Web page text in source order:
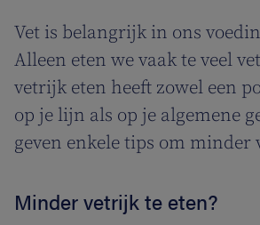
Vet is belangrijk in ons
Alleen eten we vaak te veel
vetrijk eten heeft zowel een
op je lijn als op je algemene
geven enkele tips om minder
Minder vetrijk te eten?